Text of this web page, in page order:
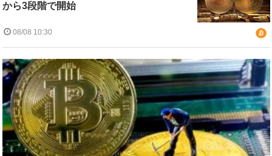
から3段階で開始
08/08 10:30